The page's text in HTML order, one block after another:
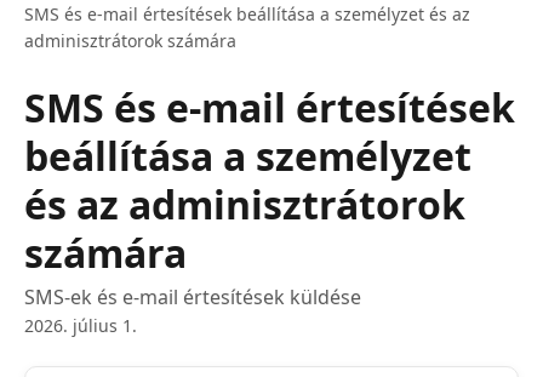
SMS és e-mail értesítések beállítása a személyzet és az
adminisztrátorok számára
SMS és e-mail értesítések
beállítása a személyzet
és az adminisztrátorok
számára
SMS-ek és e-mail értesítések küldése
2026. július 1.